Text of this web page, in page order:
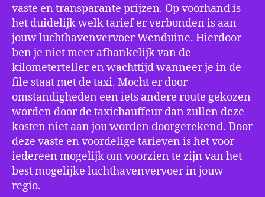
vaste en transparante prijzen. Op voorhand is
het duidelijk welk tarief er verbonden is aan
jouw luchthavenvervoer Wenduine. Hierdoor
ben je niet meer afhankelijk van de
kilometerteller en wachttijd wanneer je in de
file staat met de taxi. Mocht er door
omstandigheden een iets andere route gekozen
worden door de taxichauffeur dan zullen deze
kosten niet aan jou worden doorgerekend. Door
deze vaste en voordelige tarieven is het voor
iedereen mogelijk om voorzien te zijn van het
best mogelijke luchthavenvervoer in jouw
regio.